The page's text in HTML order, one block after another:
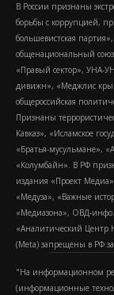
В России признаны
борьбы с коррупцией,
большевистская
общенациональный
«Правый сектор», УНА-
дивижн», «Меджлис
общероссийская
Признаны
Кавказ», «Исламское
«Братья-мусульмане»,
«Колумбайн». В РФ
издания «Проект
«Медуза», «Важные
«Медиазона», ОВД-
«Аналитический Центр
(Metа) запрещены в РФ
"На информационном
(информационные